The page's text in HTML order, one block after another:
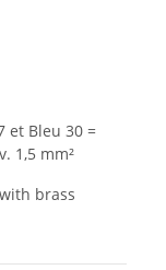
et Bleu 30 =
1,5 mm²
brass